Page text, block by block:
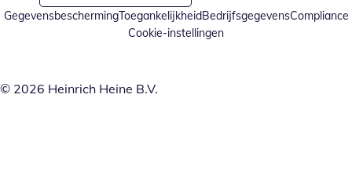
GegevensbeschermingToegankelijkheidBedrijfsgegevensCompliance
Cookie-instellingen
© 2026 Heinrich Heine B.V.